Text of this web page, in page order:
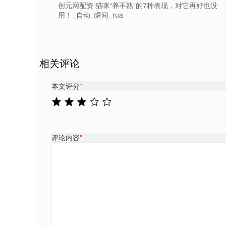
创元网配资 猫咪“养不熟”的7种表现，对它再好也没
用！_自动_瞬间_rua
相关评论
本文评分*
评论内容*